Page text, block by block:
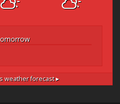
weather forecast ▸